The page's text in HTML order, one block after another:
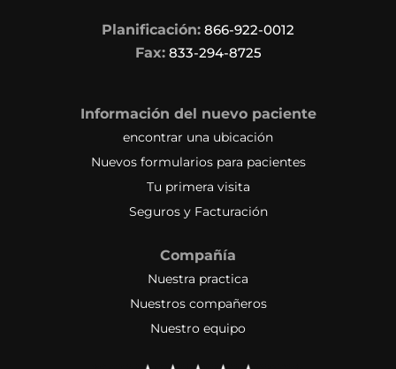
Planificación: 866-922-0012
Fax:833-294-8725
Información del nuevo paciente
encontrar una ubicación
Nuevos formularios para pacientes
Tu primera visita
Seguros y Facturación
Compañía
Nuestra practica
Nuestros compañeros
Nuestro equipo